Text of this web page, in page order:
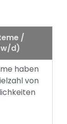
/
d)
haben
von